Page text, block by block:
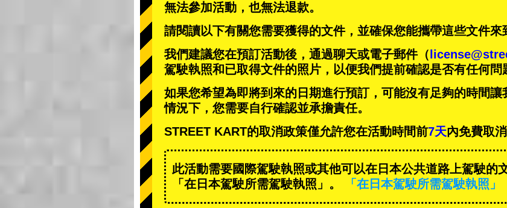
無法參加活動，也無法退款。
請閱讀以下有關您需要獲得的文件，並確保您能攜帶這些文件來
我們建議您在預訂活動後，通過聊天或電子郵件（
駕駛執照和已取得文件的照片，以便我們提前確認是否有任何問
如果您希望為即將到來的日期進行預訂，可能沒有足夠的時間
情況下，您需要自行確認並承擔責任。
STREET KART的取消政策僅允許您在活動時間前7天內免費取消
此活動需要國際駕駛執照或其他可以在日本公共道路上駕駛的
「在日本駕駛所需駕駛執照」。
「在日本駕駛所需駕駛執照」